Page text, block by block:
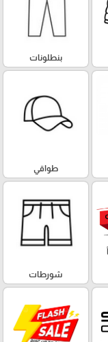
بنطلونات
طواقي
شورطات